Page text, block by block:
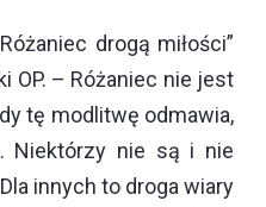
drogą miłości”
OP. – Różaniec nie jest
tę modlitwę odmawia,
Niektórzy nie są i nie
innych to droga wiary